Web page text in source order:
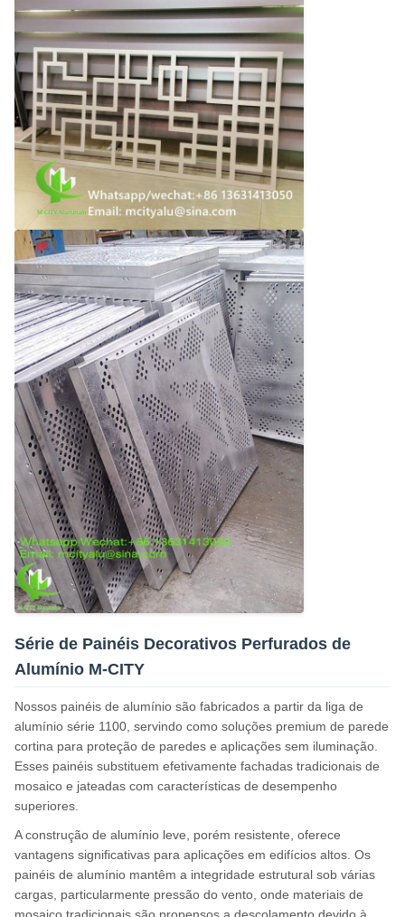
Série de Painéis Decorativos Perfurados de
Alumínio M-CITY
Nossos painéis de alumínio são fabricados a partir da liga de
alumínio série 1100, servindo como soluções premium de parede
cortina para proteção de paredes e aplicações sem iluminação.
Esses painéis substituem efetivamente fachadas tradicionais de
mosaico e jateadas com características de desempenho
superiores.
A construção de alumínio leve, porém resistente, oferece
vantagens significativas para aplicações em edifícios altos. Os
painéis de alumínio mantêm a integridade estrutural sob várias
cargas, particularmente pressão do vento, onde materiais de